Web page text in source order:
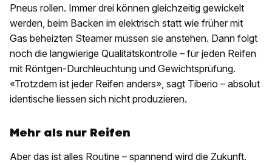
Pneus rollen. Immer drei können gleichzeitig gewickelt
werden, beim Backen im elektrisch statt wie früher mit
Gas beheizten Steamer müssen sie anstehen. Dann folgt
noch die langwierige Qualitätskontrolle – für jeden Reifen
mit Röntgen-Durchleuchtung und Gewichtsprüfung.
«Trotzdem ist jeder Reifen anders», sagt Tiberio – absolut
identische liessen sich nicht produzieren.
Mehr als nur Reifen
Aber das ist alles Routine – spannend wird die Zukunft.